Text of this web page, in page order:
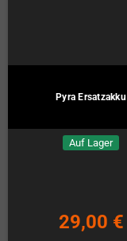
Pyra Ersatzakku
Auf Lager
29,00 €